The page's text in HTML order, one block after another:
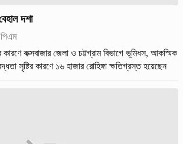
দশা
কারণে কক্সবাজার জেলা ও চট্টগ্রাম বিভাগে ভূমিধস, আকস্মিক
সৃষ্টির কারণে ১৬ হাজার রোহিঙ্গা ক্ষতিগ্রস্ত হয়েছেন